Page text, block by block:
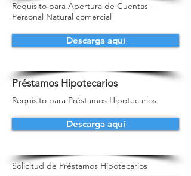
Requisito para Apertura de Cuentas -
Personal Natural comercial
Descarga aquí
Préstamos Hipotecarios
Requisito para Préstamos Hipotecarios
Descarga aquí
Solicitud de Préstamos Hipotecarios